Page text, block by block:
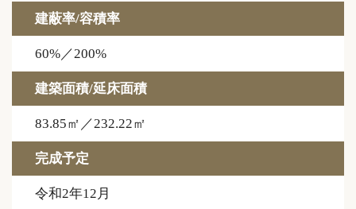
建蔽率/容積率
60%／200%
建築面積/延床面積
83.85㎡／232.22㎡
完成予定
令和2年12月